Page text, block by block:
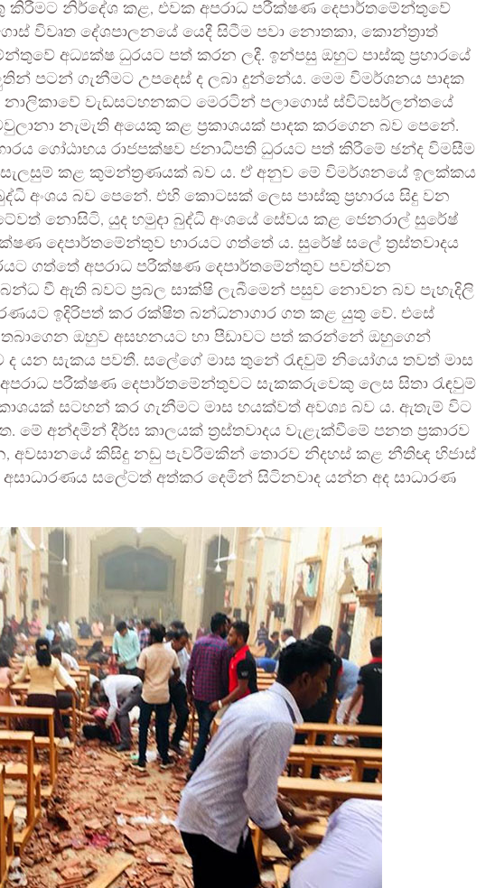
නිර්දේශ කළ, එවක අපරාධ පරීක්ෂණ දෙපාර්තමේන්තුවේ
විවෘත දේශපාලනයේ යෙදී සිටීම පවා නොතකා, කොන්ත්‍රාත්
අධ්‍යක්ෂ ධුරයට පත් කරන ලදී. ඉන්පසු ඔහුට පාස්කු ප්‍රහාරයේ
පටන් ගැනීමට උපදෙස් ද ලබා දුන්නේය. මෙම විමර්ශනය පාදක
නාලිකාවේ වැඩසටහනකට මෙරටින් පලාගොස් ස්විට්සර්ලන්තයේ
නැමැති අයෙකු කළ ප්‍රකාශයක් පාදක කරගෙන බව පෙනේ.
ගෝඨාභය රාජපක්ෂව ජනාධිපති ධුරයට පත් කිරීමේ ඡන්ද විමසීම
සැලසුම් කළ කුමන්ත්‍රණයක් බව ය. ඒ අනුව මේ විමර්ශනයේ ඉලක්කය
අංශය බව පෙනේ. එහි කොටසක් ලෙස පාස්කු ප්‍රහාරය සිදු වන
නොසිටි, යුද හමුදා බුද්ධි අංශයේ සේවය කළ ජෙනරාල් සුරේෂ්
දෙපාර්තමේන්තුව භාරයට ගත්තේ ය. සුරේෂ් සලේ ත්‍රස්තවාදය
ගත්තේ අපරාධ පරීක්ෂණ දෙපාර්තමේන්තුව පවත්වන
වී ඇති බවට ප්‍රබල සාක්ෂි ලැබීමෙන් පසුව නොවන බව පැහැදිලි
ඉදිරිපත් කර රක්ෂිත බන්ධනාගාර ගත කළ යුතු වේ. එසේ
තබාගෙන ඔහුව අසහනයට හා පීඩාවට පත් කරන්නේ ඔහුගෙන්
ද යන සැකය පවතී. සලේගේ මාස තුනේ රැඳවුම් නියෝගය තවත් මාස
පරීක්ෂණ දෙපාර්තමේන්තුවට සැකකරුවෙකු ලෙස සිතා රැඳවුම්
සටහන් කර ගැනීමට මාස හයක්වත් අවශ්‍ය බව ය. ඇතැම් විට
අන්දමින් දීර්ඝ කාලයක් ත්‍රස්තවාදය වැළැක්වීමේ පනත ප්‍රකාරව
අවසානයේ කිසිදු නඩු පැවරීමකින් තොරව නිදහස් කළ නීතිඥ හිජාස්
සලේටත් අත්කර දෙමින් සිටිනවාද යන්න අද සාධාරණ